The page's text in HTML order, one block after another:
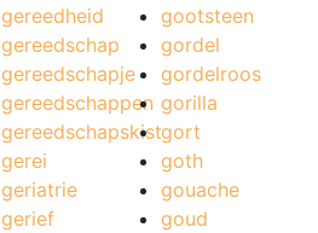
gereedheid
gereedschap
gereedschapje
gereedschappen
gereedschapskist
gerei
geriatrie
gerief
gootsteen
gordel
gordelroos
gorilla
gort
goth
gouache
goud